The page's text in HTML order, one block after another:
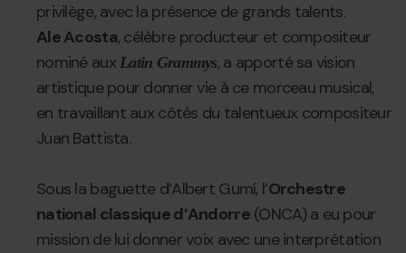
privilège, avec la présence de grands talents.
Ale Acosta, célèbre producteur et compositeur
nominé auxLatin Grammys, a apporté sa vision
artistique pour donner vie à ce morceau musical,
en travaillant aux côtés du talentueux compositeur
Juan Battista.
Sous la baguette d’Albert Gumí, l’Orchestre
national classique d’Andorre(ONCA) a eu pour
mission de lui donner voix avec une interprétation